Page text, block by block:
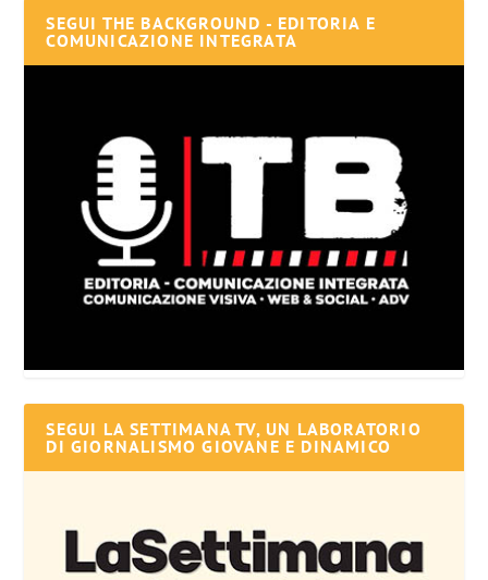
SEGUI THE BACKGROUND - EDITORIA E
COMUNICAZIONE INTEGRATA
SEGUI LA SETTIMANA TV, UN LABORATORIO
DI GIORNALISMO GIOVANE E DINAMICO